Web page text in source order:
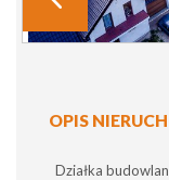
OPIS
Działka